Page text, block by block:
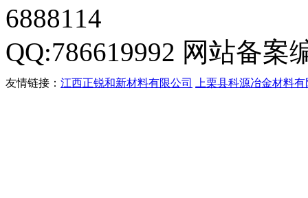
6888114
QQ:786619992 网站备案
友情链接： 江西正锐和新材料有限公司 上栗县科源冶金材料